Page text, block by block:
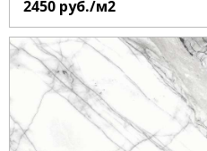
2450 руб./м2